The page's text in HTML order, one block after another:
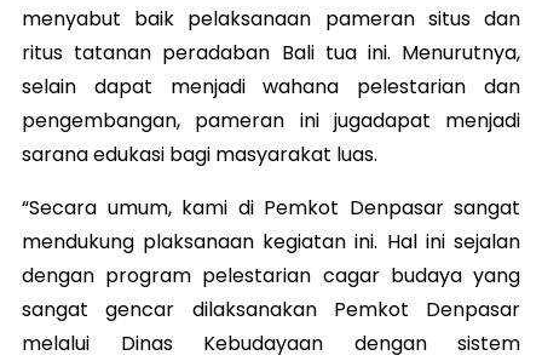
menyabut baik pelaksanaan pameran situs dan
ritus tatanan peradaban Bali tua ini. Menurutnya,
selain dapat menjadi wahana pelestarian dan
pengembangan, pameran ini jugadapat menjadi
sarana edukasi bagi masyarakat luas.
“Secara umum, kami di Pemkot Denpasar sangat
mendukung plaksanaan kegiatan ini. Hal ini sejalan
dengan program pelestarian cagar budaya yang
sangat gencar dilaksanakan Pemkot Denpasar
melalui Dinas Kebudayaan dengan sistem